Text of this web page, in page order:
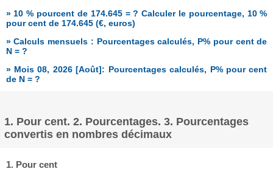
» 10 % pourcent de 174.645 = ? Calculer le pourcentage, 10 %
pour cent de 174.645 (€, euros)
» Calculs mensuels : Pourcentages calculés, P% pour cent de
N = ?
» Mois 08, 2026 [Août]: Pourcentages calculés, P% pour cent
de N = ?
1. Pour cent. 2. Pourcentages. 3. Pourcentages
convertis en nombres décimaux
1. Pour cent